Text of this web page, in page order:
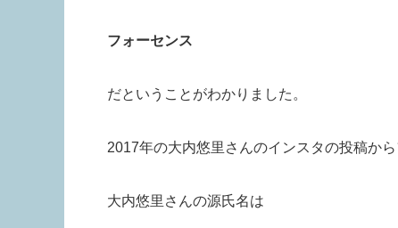
フォーセンス
だということがわかりました。
2017年の大内悠里さんのインスタの投稿か
大内悠里さんの源氏名は